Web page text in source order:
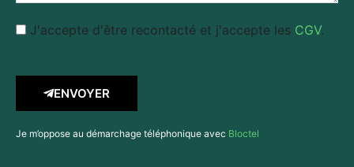
J'accepte d'être recontacté et j'accepte les CGV.
ENVOYER
Je m’oppose au démarchage téléphonique avec Bloctel